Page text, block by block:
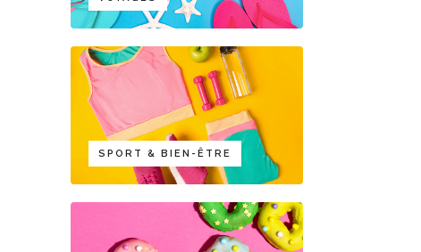
SPORT & BIEN-ÊTRE